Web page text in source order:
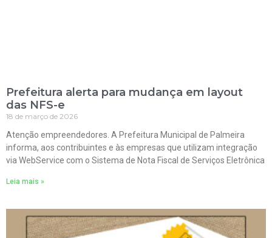
Prefeitura alerta para mudança em layout
das NFS-e
18 de março de 2026
Atenção empreendedores. A Prefeitura Municipal de Palmeira
informa, aos contribuintes e às empresas que utilizam integração
via WebService com o Sistema de Nota Fiscal de Serviços Eletrônica
Leia mais »